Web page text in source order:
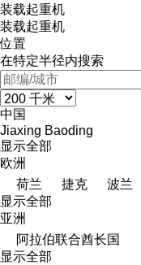
装载起重机
装载起重机
位置
在特定半径内搜索
中国
Jiaxing Baoding
显示全部
欧洲
荷兰
捷克 波兰
显示全部
亚洲
阿拉伯联合酋长国
显示全部